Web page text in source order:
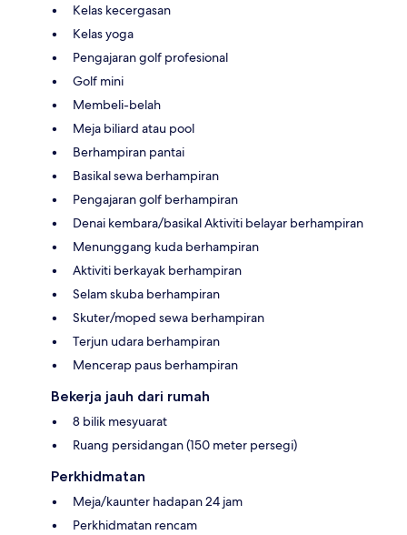
Kelas kecergasan
Kelas yoga
Pengajaran golf profesional
Golf mini
Membeli-belah
Meja biliard atau pool
Berhampiran pantai
Basikal sewa berhampiran
Pengajaran golf berhampiran
Denai kembara/basikal Aktiviti belayar berhampiran
Menunggang kuda berhampiran
Aktiviti berkayak berhampiran
Selam skuba berhampiran
Skuter/moped sewa berhampiran
Terjun udara berhampiran
Mencerap paus berhampiran
Bekerja jauh dari rumah
8 bilik mesyuarat
Ruang persidangan (150 meter persegi)
Perkhidmatan
Meja/kaunter hadapan 24 jam
Perkhidmatan rencam